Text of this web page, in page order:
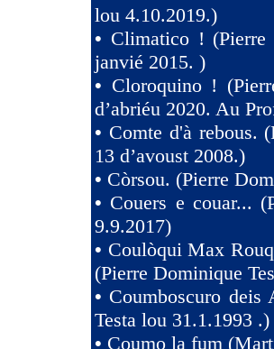
lou 4.10.2019.)
• Climatico !
janvié 2015. )
• Cloroquino !
d’abriéu 2020. Au
• Comte d'à rebous.
13 d’avoust 2008.)
• Còrsou. (Pierre
• Couers e couar...
9.9.2017)
• Coulòqui Max
(Pierre Dominique
• Coumboscuro deis
Testa lou 31.1.1993 .)
• Coumo la fum